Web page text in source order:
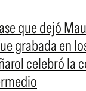
que dejó
grabada en
celebró la